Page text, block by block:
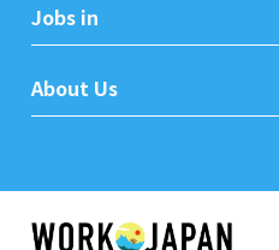
Jobs in
About Us